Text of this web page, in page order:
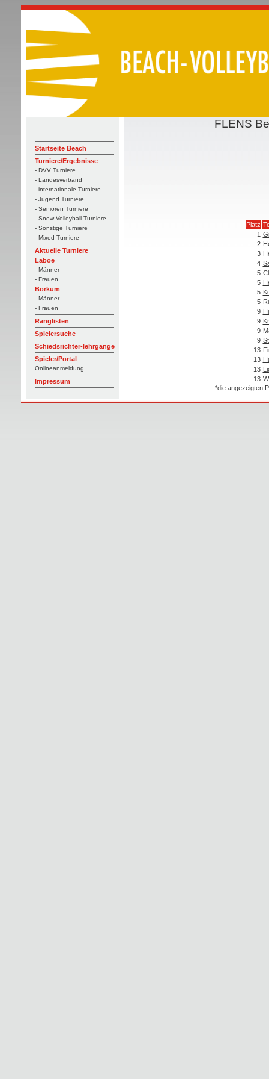
Startseite Beach
Turniere/Ergebnisse
- DVV Turniere
- Landesverband
- internationale Turniere
- Jugend Turniere
- Senioren Turniere
- Snow-Volleyball Turniere
- Sonstige Turniere
- Mixed Turniere
Aktuelle Turniere
Laboe
- Männer
- Frauen
Borkum
- Männer
- Frauen
Ranglisten
Spielersuche
Schiedsrichter-lehrgänge
Spieler/Portal
Onlineanmeldung
Impressum
FLENS
Platz
1
2
3
4
5
5
5
5
9
9
9
9
13
13
13
13
*die angezeigten